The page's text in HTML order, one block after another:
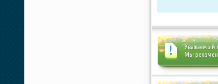
Уважаемый
Мы